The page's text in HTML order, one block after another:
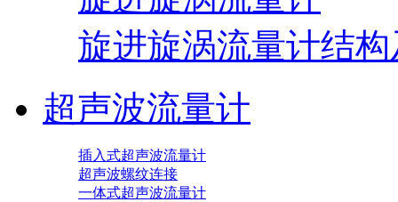
旋进旋涡流量计结
超声波流量计
插入式超声波流量计
超声波螺纹连接
一体式超声波流量计